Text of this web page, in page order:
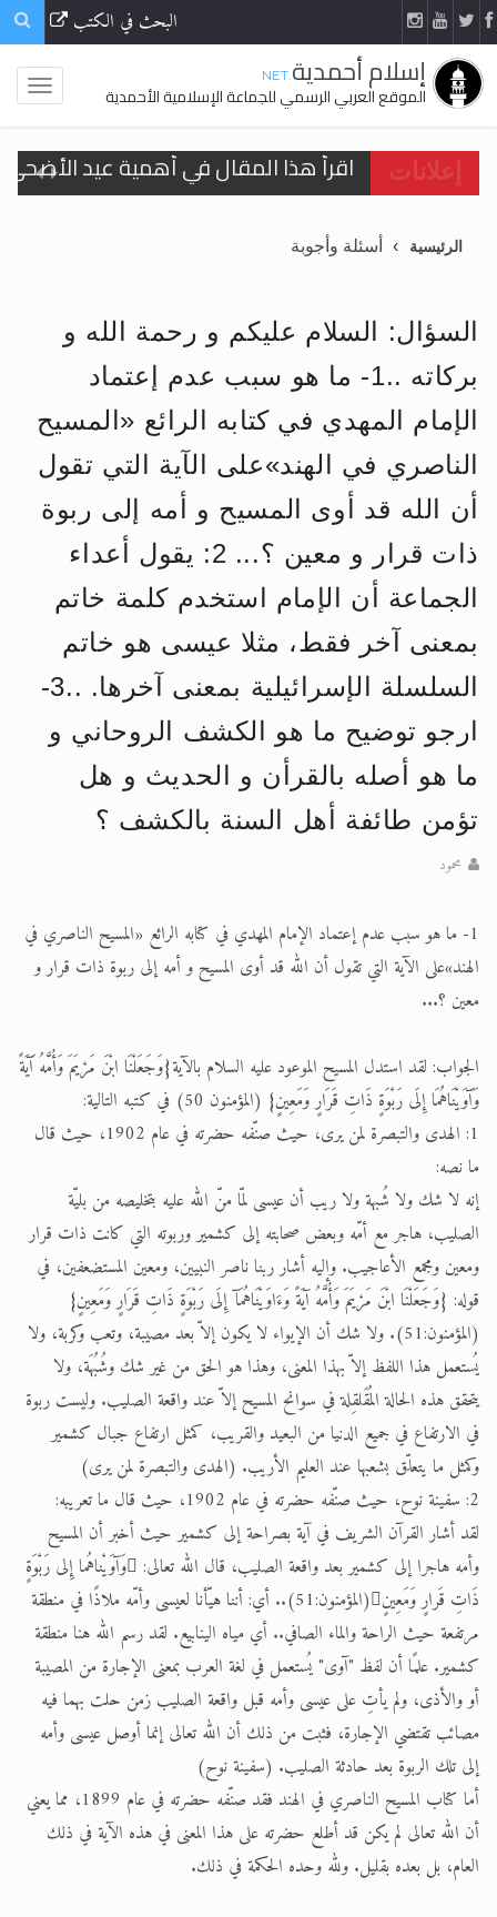
البحث في الكتب
إسلام أحمدية.NET
الموقع العربي الرسمي للجماعة الإسلامية الأحمدية
إعلانات
اقرأ هذا المقال في أهمية عيد
تعميم هامّ لأفراد الجماعة >> المزيد
تعميم هامّ لأفراد الجماعة >> المزيد
اقرأ هذا الكتاب وتعرّف على حقيقة
الحجّ.. دلالات، حِكم، وأهداف >> المزيد
اقرأ هذا المقال في أهمية عيد
الرئيسية أسئلة وأجوبة
السؤال: السلام عليكم و رحمة الله و
بركاته ..1- ما هو سبب عدم إعتماد
الإمام المهدي في كتابه الرائع «المسيح
الناصري في الهند»على الآية التي تقول
أن الله قد أوى المسيح و أمه إلى ربوة
ذات قرار و معين ؟... 2: يقول أعداء
الجماعة أن الإمام استخدم كلمة خاتم
بمعنى آخر فقط، مثلا عيسى هو خاتم
السلسلة الإسرائيلية بمعنى آخرها. ..3-
ارجو توضيح ما هو الكشف الروحاني و
ما هو أصله بالقرأن و الحديث و هل
تؤمن طائفة أهل السنة بالكشف ؟
محمود
1- ما هو سبب عدم إعتماد الإمام المهدي في كتابه الرائع «المسيح الناصري في
الهند»على الآية التي تقول أن الله قد أوى المسيح و أمه إلى ربوة ذات قرار و
معين ؟...
الجواب: لقد استدل المسيح الموعود عليه السلام بالآية{وَجَعَلْنَا ابْنَ مَرْيَمَ وَأُمَّهُ آَيَةً
وَآَوَيْنَاهُمَا إِلَى رَبْوَةٍ ذَاتِ قَرَارٍ وَمَعِينٍ} (المؤمنون 50) في كتبه التالية:
1: الهدى والتبصرة لمن يرى، حيث صنّفه حضرته في عام 1902، حيث قال
ما نصه:
إنه لا شك ولا شُبهة ولا ريب أن عيسى لمّا منّ الله عليه بتخليصه من بليّة
الصليب، هاجر مع أمّه وبعض صحابته إلى كشمير وربوته التي كانت ذات قرار
ومعين ومجمع الأعاجيب. وإليه أشار ربنا ناصر النبيين، ومعين المستضعفين، في
قوله: {وَجَعَلْنَا ابْنَ مَرْيَمَ وَأُمَّهُ آيَةً وَءَاوَيْنَاهُمَآ إِلَى رَبْوَةٍ ذَاتِ قَرَارٍ وَمَعِينٍ}
(المؤمنون:51). ولا شك أن الإيواء لا يكون إلاّ بعد مصيبة، وتعب وكربة، ولا
يُستعمل هذا اللفظ إلاّ بهذا المعنى، وهذا هو الحق من غير شك وشُبُهَة، ولا
يتحقق هذه الحالة المُقَلقِلة في سوانح المسيح إلاّ عند واقعة الصليب. وليست ربوة
في الارتفاع في جميع الدنيا من البعيد والقريب، كمثل ارتفاع جبال كشمير
وكمثل ما يتعلّق بشعبها عند العليم الأريب. (الهدى والتبصرة لمن يرى)
2: سفينة نوح، حيث صنّفه حضرته في عام 1902، حيث قال ما تعريبه:
لقد أشار القرآن الشريف في آية بصراحة إلى كشمير حيث أخبر أن المسيح
وأمه هاجرا إلى كشمير بعد واقعة الصليب، قال الله تعالى: وَآوَيْناهُما إِلى رَبْوَةٍ
ذَاتِ قَرارٍ وَمَعِينٍ(المؤمنون:51).. أي: أننا هيّأنا لعيسى وأمّه ملاذًا في منطقة
مرتفعة حيث الراحة والماء الصافي.. أي مياه الينابيع. لقد رسم الله هنا منطقة
كشمير. علمًا أن لفظ "آوى" يُستعمل في لغة العرب بمعنى الإجارة من المصيبة
أو والأذى، ولم يأتِ على عيسى وأمه قبل واقعة الصليب زمن حلت بهما فيه
مصائب تقتضي الإجارة، فثبت من ذلك أن الله تعالى إنما أوصل عيسى وأمه
إلى تلك الربوة بعد حادثة الصليب. (سفينة نوح)
أما كتاب المسيح الناصري في الهند فقد صنّفه حضرته في عام 1899، مما يعني
أن الله تعالى لم يكن قد أطلع حضرته على هذا المعنى في هذه الآية في ذلك
العام، بل بعده بقليل. ولله وحده الحكمة في ذلك.